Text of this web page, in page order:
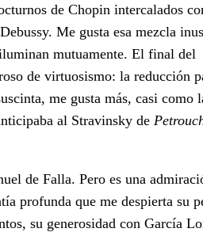
de Chopin intercalados
Me gusta esa mezcla
mutuamente. El final del
de virtuosismo: la reducción
me gusta más, casi como
al Stravinsky de
de Falla. Pero es una
profunda que me despierta su
su generosidad con García